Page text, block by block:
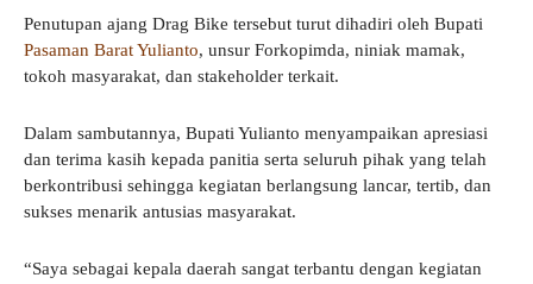
Penutupan ajang Drag Bike tersebut turut dihadiri oleh Bupati
Pasaman Barat Yulianto, unsur Forkopimda, niniak mamak,
tokoh masyarakat, dan stakeholder terkait.
Dalam sambutannya, Bupati Yulianto menyampaikan apresiasi
dan terima kasih kepada panitia serta seluruh pihak yang telah
berkontribusi sehingga kegiatan berlangsung lancar, tertib, dan
sukses menarik antusias masyarakat.
“Saya sebagai kepala daerah sangat terbantu dengan kegiatan